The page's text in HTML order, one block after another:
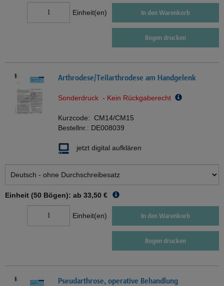
Einheit(en) In den Warenkorb
Bogen drucken
Arthrodese/Teilarthrodese am Handgelenk
Sonderdruck - Kein Rückgaberecht
Kurzcode: CM14/CM15
Bestellnr.: DE008039
jetzt digital aufklären
Einheit (50 Bögen): ab 33,50 €
Einheit(en) In den Warenkorb
Bogen drucken
Pseudarthrose, operative Behandlung